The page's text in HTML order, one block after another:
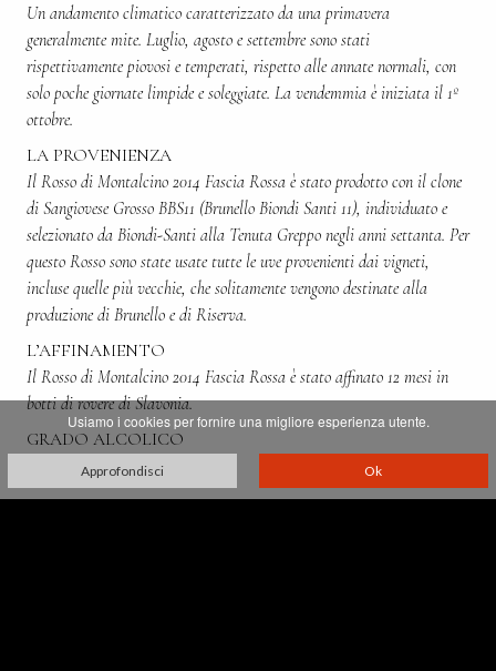
Un andamento climatico caratterizzato da una primavera
generalmente mite. Luglio, agosto e settembre sono stati
rispettivamente piovosi e temperati, rispetto alle annate normali, con
solo poche giornate limpide e soleggiate. La vendemmia è iniziata il 1º
ottobre.
LA PROVENIENZA
Il Rosso di Montalcino 2014 Fascia Rossa è stato prodotto con il clone
di Sangiovese Grosso BBS11 (Brunello Biondi Santi 11), individuato e
selezionato da Biondi-Santi alla Tenuta Greppo negli anni settanta. Per
questo Rosso sono state usate tutte le uve provenienti dai vigneti,
incluse quelle più vecchie, che solitamente vengono destinate alla
produzione di Brunello e di Riserva.
L’AFFINAMENTO
Il Rosso di Montalcino 2014 Fascia Rossa è stato affinato 12 mesi in
botti di rovere di Slavonia.
GRADO ALCOLICO
Usiamo i cookies per fornire una migliore esperienza utente.
Approfondisci Ok